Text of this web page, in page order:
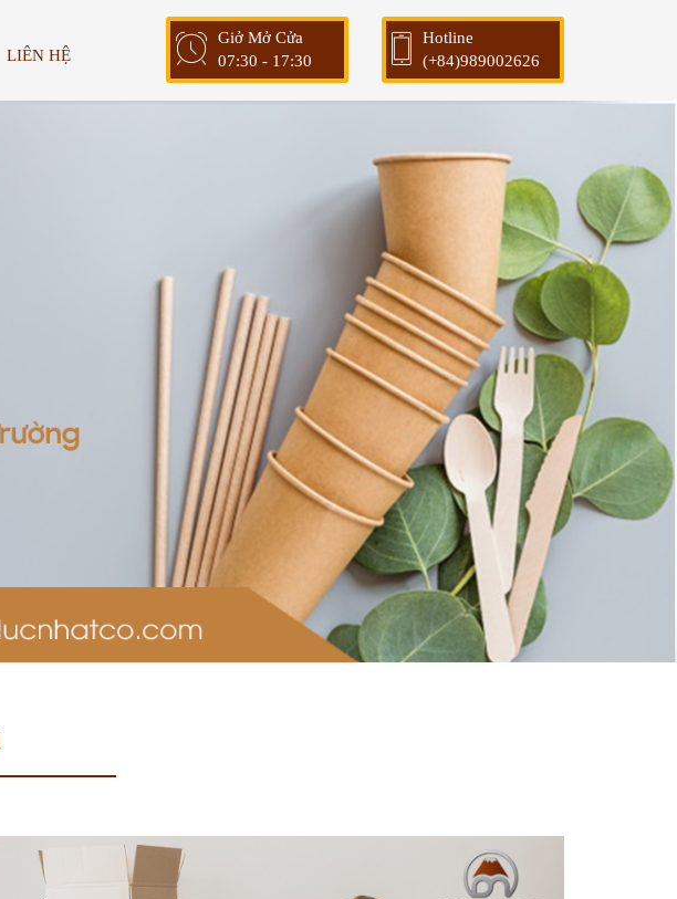
LIÊN HỆ
Giở Mở Cửa
07:30 - 17:30
Hotline
(+84)989002626